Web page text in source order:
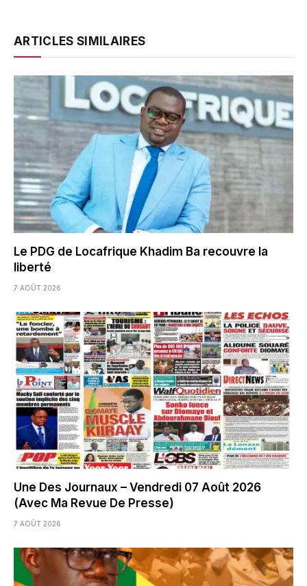
ARTICLES SIMILAIRES
Le PDG de Locafrique Khadim Ba recouvre la
liberté
7 AOÛT 2026
Une Des Journaux – Vendredi 07 Août 2026
(Avec Ma Revue De Presse)
7 AOÛT 2026